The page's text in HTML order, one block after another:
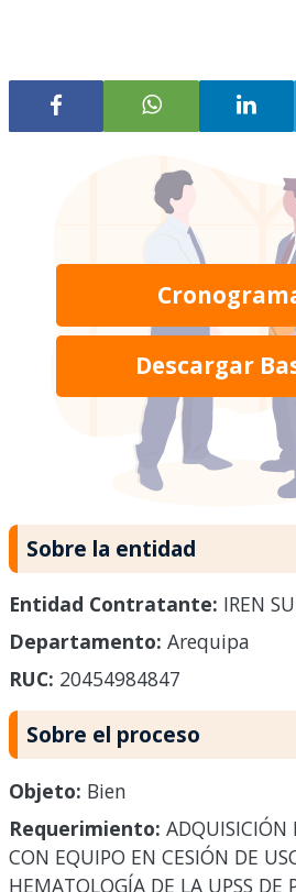
Descargar
Sobre la entidad
Entidad Contratante: IREN
Departamento: Arequipa
RUC: 20454984847
Sobre el proceso
Objeto: Bien
Requerimiento: ADQUISICIÓN
CON EQUIPO EN CESIÓN DE
HEMATOLOGÍA DE LA UPSS DE